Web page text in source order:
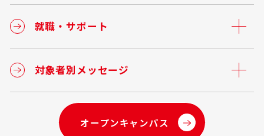
就職・サポート
対象者別メッセージ
オープンキャンパス